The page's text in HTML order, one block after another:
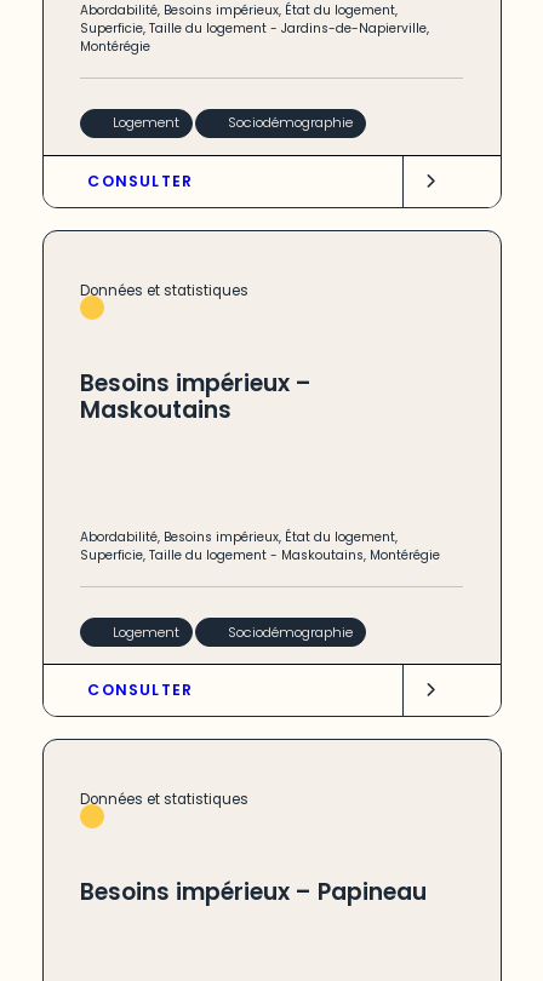
Abordabilité, Besoins impérieux, État du logement,
Superficie,Taille du logement -Jardins-de-Napierville,
Montérégie
Logement Sociodémographie
CONSULTER
Données et statistiques
Besoins impérieux –
Maskoutains
Abordabilité, Besoins impérieux, État du logement,
Superficie,Taille du logement - Maskoutains, Montérégie
Logement Sociodémographie
CONSULTER
Données et statistiques
Besoins impérieux – Papineau